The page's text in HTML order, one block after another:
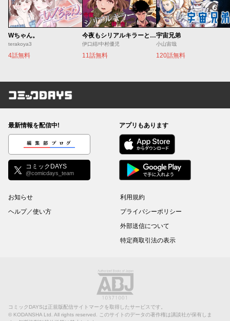
Wちゃん。
terakoya3
4話無料
今夜もシリアルキラーと待ち合わせ
伊口紺/中村優児
11話無料
宇宙兄弟
小山宙哉
120話無料
コミックDAYS
最新情報を配信中!
編集部ブログ
コミックDAYS
@comicdays_team
アプリもあります
お知らせ
ヘルプ／使い方
利用規約
プライバシーポリシー
外部送信について
特定商取引法の表示
コミックDAYSは正規版配信サイトマークを取得したサービスです。
© KODANSHA Ltd. All rights reserved. このサイトのデータの著作権は講談社が保有しま